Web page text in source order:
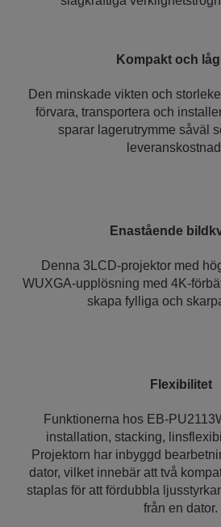
Kompakt och
Den minskade vikten och
förvara, transportera och
sparar lagerutrymme såväl
Enastående
Denna 3LCD-projektor med
WUXGA-upplösning med 4K-
skapa fylliga och
Flexibilitet
Funktionerna hos EB-
installation, stacking,
Projektorn har inbyggd
dator, vilket innebär att två
staplas för att fördubbla
från en dator.